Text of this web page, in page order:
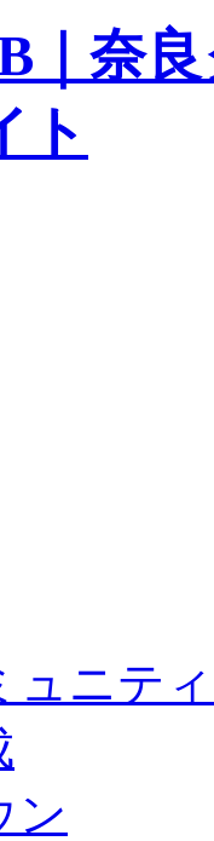
」
について
2026/27シーズン試
グ 2026/27シーズン「
）
ュニティ
ン